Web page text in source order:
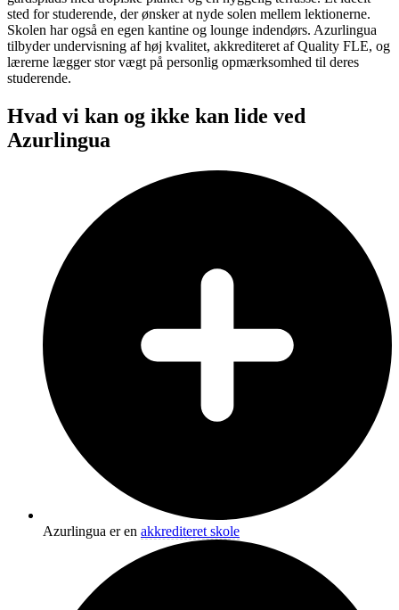
sted for studerende, der ønsker at nyde solen mellem lektionerne.
Skolen har også en egen kantine og lounge indendørs. Azurlingua
tilbyder undervisning af høj kvalitet, akkrediteret af Quality FLE, og
lærerne lægger stor vægt på personlig opmærksomhed til deres
studerende.
Hvad vi kan og ikke kan lide ved
Azurlingua
Azurlingua er en akkrediteret skole